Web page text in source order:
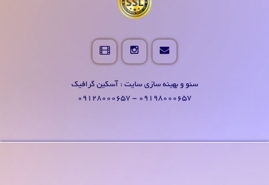
سئو و بهینه سازی سایت : آسکین گرافیک
09198000657 - 09128000657